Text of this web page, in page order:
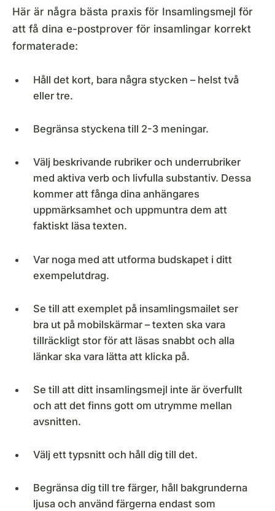
Här är några bästa praxis för Insamlingsmejl för
att få dina e-postprover för insamlingar korrekt
formaterade:
Håll det kort, bara några stycken – helst två
eller tre.
Begränsa styckena till 2-3 meningar.
Välj beskrivande rubriker och underrubriker
med aktiva verb och livfulla substantiv. Dessa
kommer att fånga dina anhängares
uppmärksamhet och uppmuntra dem att
faktiskt läsa texten.
Var noga med att utforma budskapet i ditt
exempelutdrag.
Se till att exemplet på insamlingsmailet ser
bra ut på mobilskärmar – texten ska vara
tillräckligt stor för att läsas snabbt och alla
länkar ska vara lätta att klicka på.
Se till att ditt insamlingsmejl inte är överfullt
och att det finns gott om utrymme mellan
avsnitten.
Välj ett typsnitt och håll dig till det.
Begränsa dig till tre färger, håll bakgrunderna
ljusa och använd färgerna endast som